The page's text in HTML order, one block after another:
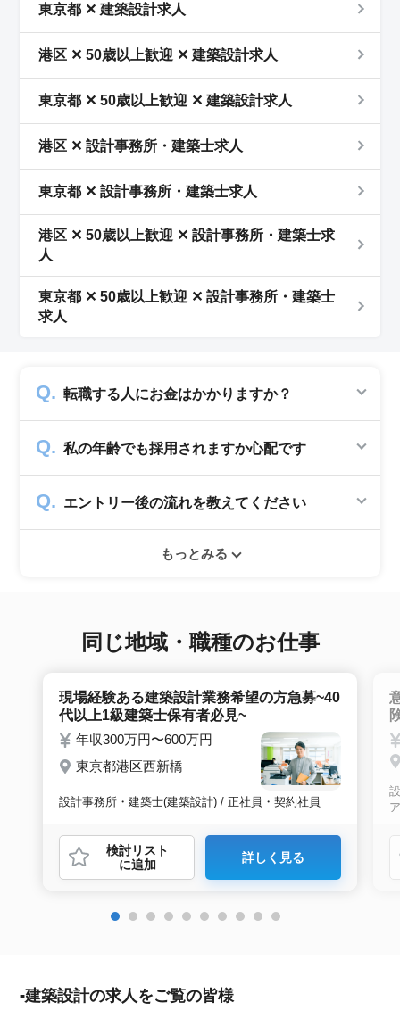
東京都 ✕ 建築設計求人
港区 ✕ 50歳以上歓迎 ✕ 建築設計求人
東京都 ✕ 50歳以上歓迎 ✕ 建築設計求人
港区 ✕ 設計事務所・建築士求人
東京都 ✕ 設計事務所・建築士求人
港区 ✕ 50歳以上歓迎 ✕ 設計事務所・建築士求
人
東京都 ✕ 50歳以上歓迎 ✕ 設計事務所・建築士
求人
転職する人にお金はかかりますか？
していますので、転職希望者の方からは費用は
一切発生致しません。
私の年齢でも採用されますか心配です
業のみ掲載をしています。60代・70代以上の
就職実績も多数ありますので年齢に気負いせず
ぜひ紹介依頼へ進んでください。
エントリー後の流れを教えてください
ーとヒアリングのお時間を頂きます。その後希
もっとみる
同じ地域・職種のお仕事
現場経験ある建築設計業務希望の方急募~40
代以上1級建築士保有者必見~
年収300万円〜600万円
東京都港区西新橋
設計事務所・建築士(建築設計) / 正社員・契約社員
検討リスト
に追加
詳しく見る
建築設計の求人をご覧の皆様